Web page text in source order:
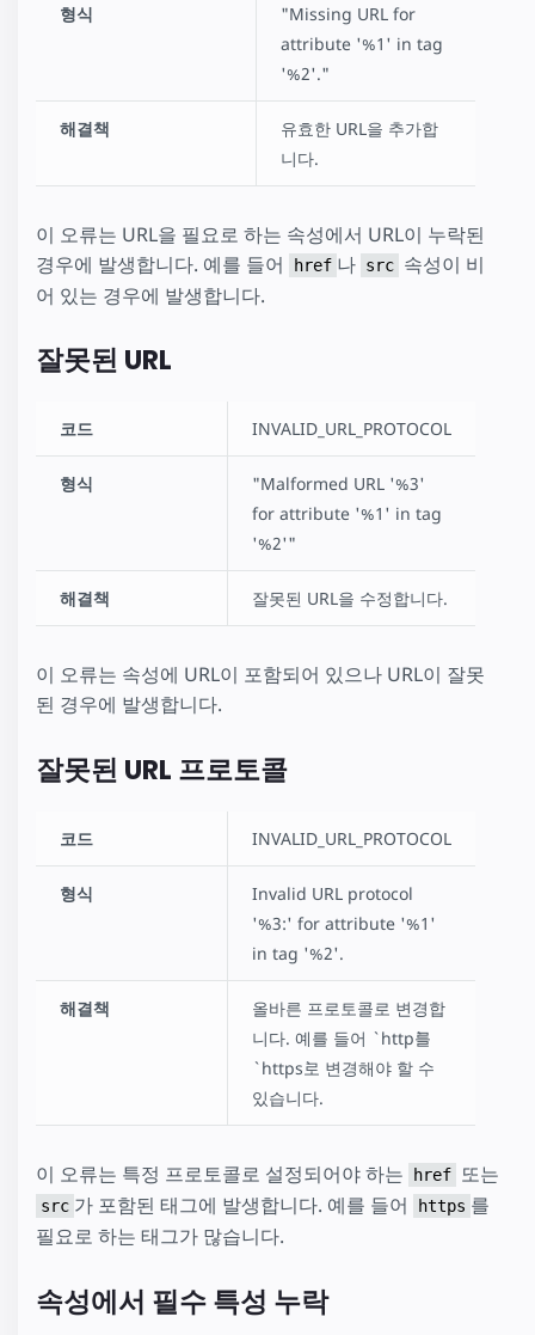
형식
"Missing URL for
attribute '%1' in tag
'%2'."
해결책
유효한 URL을 추가합
니다.
이 오류는 URL을 필요로 하는 속성에서 URL이 누락된
경우에 발생합니다. 예를 들어
href 나 src 속성이 비
어 있는 경우에 발생합니다.
잘못된 URL
코드 INVALID_URL_PROTOCOL
형식
"Malformed URL '%3'
for attribute '%1' in tag
'%2'"
해결책 잘못된 URL을 수정합니다.
이 오류는 속성에 URL이 포함되어 있으나 URL이 잘못
된 경우에 발생합니다.
잘못된 URL 프로토콜
코드 INVALID_URL_PROTOCOL
형식
Invalid URL protocol
'%3:' for attribute '%1'
in tag '%2'.
해결책
올바른 프로토콜로 변경합
니다. 예를 들어 `http`를
`https`로 변경해야 할 수
있습니다.
이 오류는 특정 프로토콜로 설정되어야 하는 href 또는
src 가 포함된 태그에 발생합니다. 예를 들어 https 를
필요로 하는 태그가 많습니다.
속성에서 필수 특성 누락